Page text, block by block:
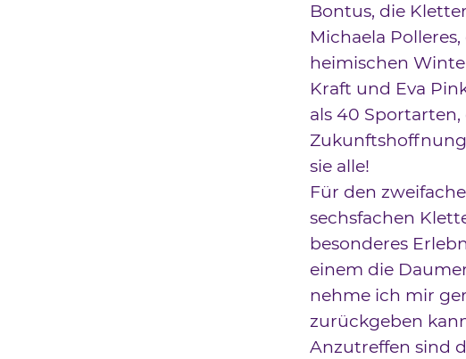
Bontus, die
Michaela
heimischen
Kraft und Eva
als 40
sie alle!
Für den
sechsfachen
besonderes
einem die
nehme ich mir
zurückgeben
Anzutreffen sind